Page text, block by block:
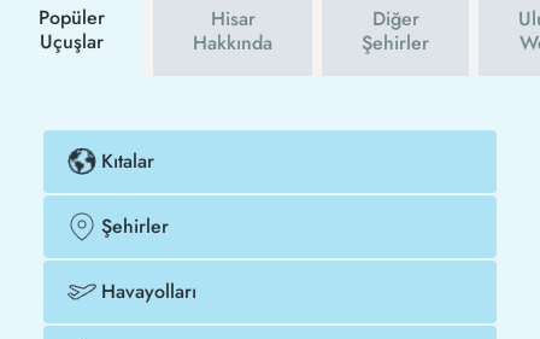
Popüler
Uçuşlar
Hisar
Hakkında
Diğer
Şehirler
Kıtalar
Şehirler
Havayolları